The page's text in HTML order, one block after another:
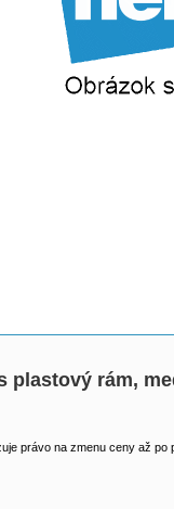
plastový rám,
právo na zmenu ceny až po